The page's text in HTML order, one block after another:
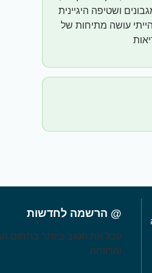
ושטיפה היגיינית
עושה מתיחות של
@ הרשמה לחדשות
קבל את הטוב ביותר בתחום
והרווחה